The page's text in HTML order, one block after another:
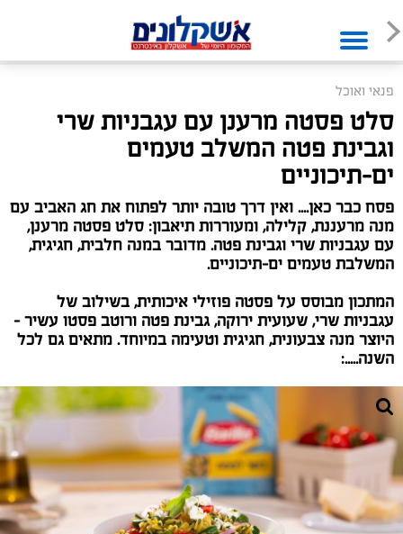
פנאי ואוכל
סלט פסטה מרענן עם עגבניות שרי
וגבינת פטה המשלב טעמים
ים-תיכוניים
פסח כבר כאן.... ואין דרך טובה יותר לפתוח את חג האביב עם
מנה מרעננת, קלילה, ומעוררות תיאבון: סלט פסטה מרענן,
עם עגבניות שרי וגבינת פטה. מדובר במנה חלבית, חגיגית,
המשלבת טעמים ים-תיכוניים.
המתכון מבוסס על פסטה פוזילי איכותית, בשילוב של
עגבניות שרי, שעועית ירוקה, גבינת פטה ורוטב פסטו עשיר –
היוצר מנה צבעונית, חגיגית וטעימה במיוחד. מתאים גם לכל
השנה.....: